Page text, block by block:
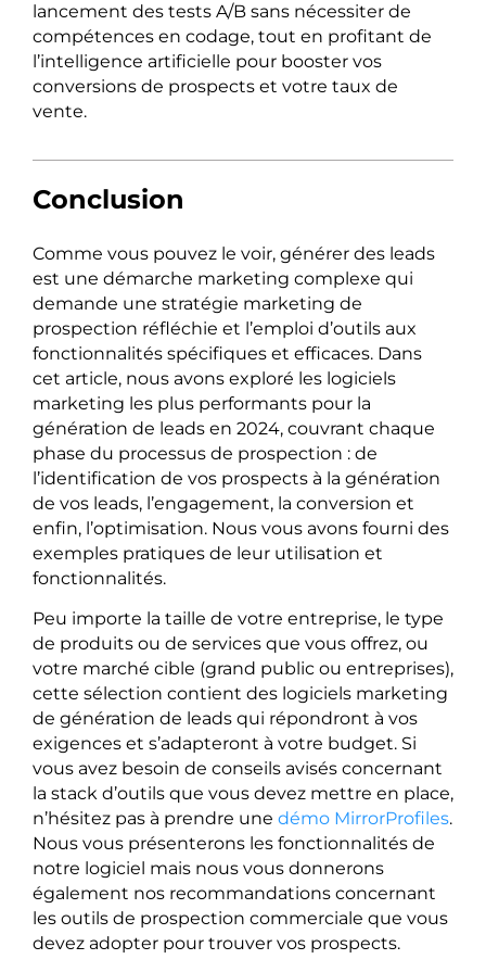
lancement des tests A/B sans nécessiter de
compétences en codage, tout en profitant de
l’intelligence artificielle pour booster vos
conversions de prospects et votre taux de
vente.
Conclusion
Comme vous pouvez le voir, générer des leads
est une démarche marketing complexe qui
demande une stratégie marketing de
prospection réfléchie et l’emploi d’outils aux
fonctionnalités spécifiques et efficaces. Dans
cet article, nous avons exploré les logiciels
marketing les plus performants pour la
génération de leads en 2024, couvrant chaque
phase du processus de prospection : de
l’identification de vos prospects à la génération
de vos leads, l’engagement, la conversion et
enfin, l’optimisation. Nous vous avons fourni des
exemples pratiques de leur utilisation et
fonctionnalités.
Peu importe la taille de votre entreprise, le type
de produits ou de services que vous offrez, ou
votre marché cible (grand public ou entreprises),
cette sélection contient des logiciels marketing
de génération de leads qui répondront à vos
exigences et s’adapteront à votre budget. Si
vous avez besoin de conseils avisés concernant
la stack d’outils que vous devez mettre en place,
n’hésitez pas à prendre une démo MirrorProfiles.
Nous vous présenterons les fonctionnalités de
notre logiciel mais nous vous donnerons
également nos recommandations concernant
les outils de prospection commerciale que vous
devez adopter pour trouver vos prospects.